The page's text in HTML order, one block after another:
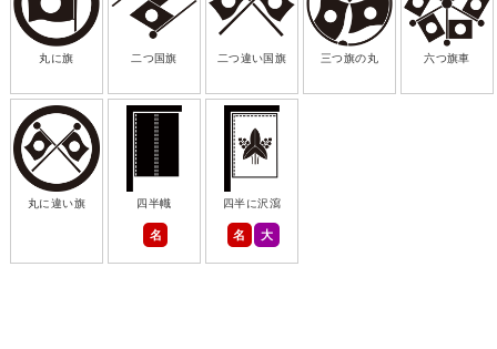
丸に旗 二つ国旗 二つ違い国旗 三つ旗の丸 六つ旗車
丸に違い旗 四半幟
名
四半に沢瀉
名 大